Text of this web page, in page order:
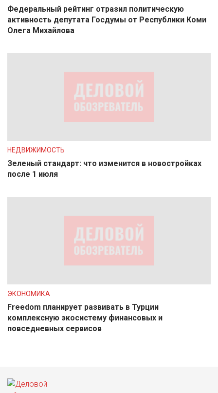
Федеральный рейтинг отразил политическую
активность депутата Госдумы от Республики Коми
Олега Михайлова
НЕДВИЖИМОСТЬ
Зеленый стандарт: что изменится в новостройках
после 1 июля
ЭКОНОМИКА
Freedom планирует развивать в Турции
комплексную экосистему финансовых и
повседневных сервисов